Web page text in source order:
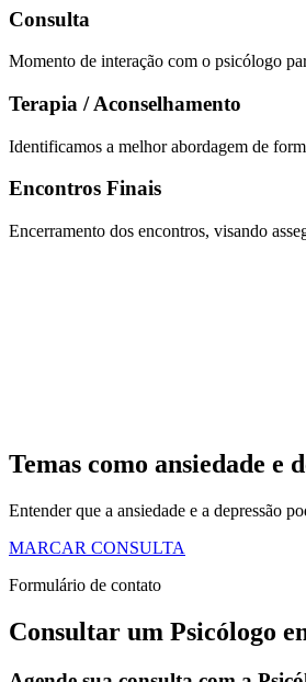
Consulta
Momento de interação com o psicólogo
Terapia / Aconselhamento
Identificamos a melhor abordagem de
Encontros Finais
Encerramento dos encontros, visando
Temas como ansiedade e
Entender que a ansiedade e a depressão
MARCAR CONSULTA
Formulário de contato
Consultar um Psicólogo